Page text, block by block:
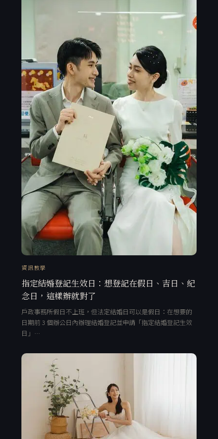
資訊教學
指定結婚登記生效日：想登記在假日、吉日、紀
念日，這樣辦就對了
戶政事務所假日不上班，但法定結婚日可以是假日：在想要的
日期前 3 個辦公日內辦理結婚登記並申請「指定結婚登記生效
日」…